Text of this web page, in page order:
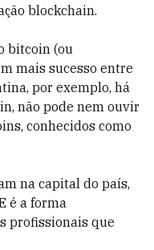
blockchain.
bitcoin (ou
mais sucesso entre
por exemplo, há
não pode nem ouvir
conhecidos como
na capital do país,
é a forma
profissionais que